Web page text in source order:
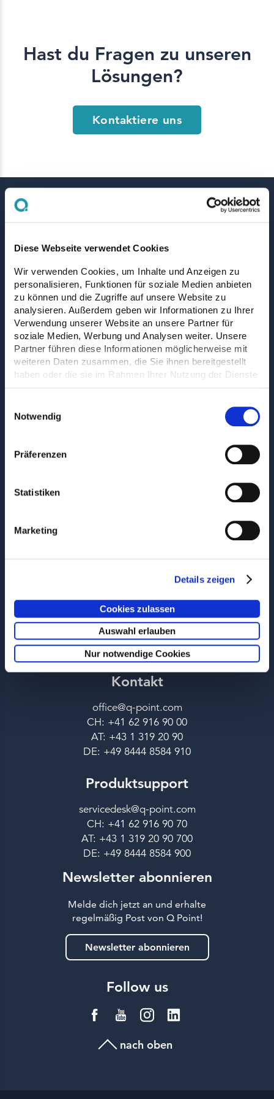
Diese Webseite verwendet Cookies
Wir verwenden Cookies, um Inhalte und Anzeigen zu
personalisieren, Funktionen für soziale Medien anbieten
zu können und die Zugriffe auf unsere Website zu
analysieren. Außerdem geben wir Informationen zu Ihrer
Verwendung unserer Website an unsere Partner für
soziale Medien, Werbung und Analysen weiter. Unsere
Partner führen diese Informationen möglicherweise mit
weiteren Daten zusammen, die Sie ihnen bereitgestellt
haben oder die sie im Rahmen Ihrer Nutzung der Dienste
Notwendig
Präferenzen
Statistiken
Marketing
Details zeigen
Cookies zulassen
Auswahl erlauben
Nur notwendige Cookies
Hast du Fragen zu unseren
Lösungen?
Kontaktiere uns
Lösungen
Hersteller
Q Plant
Baufirma
Q Site
Straßenbau
Q Machines
Rechtliches
Datenschutz
Cookie Hinweise
Rechtliche Hinweise
Kontakt
office@q-point.com
CH: +41 62 916 90 00
AT: +43 1 319 20 90
DE: +49 8444 8584 910
Produktsupport
servicedesk@q-point.com
CH: +41 62 916 90 70
AT: +43 1 319 20 90 700
DE: +49 8444 8584 900
Newsletter abonnieren
Melde dich jetzt an und erhalte
regelmäßig Post von Q Point!
Newsletter abonnieren
Follow us
nach oben